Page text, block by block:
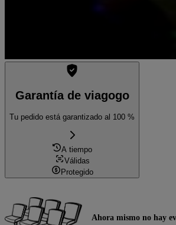
Garantía de viagogo
Tu pedido está garantizado al 100 %
A tiempo
Válidas
Protegido
Ahora mismo no hay